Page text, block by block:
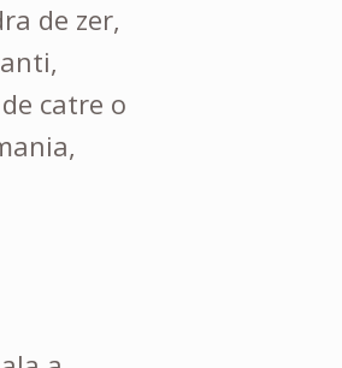
de zer,
catre o